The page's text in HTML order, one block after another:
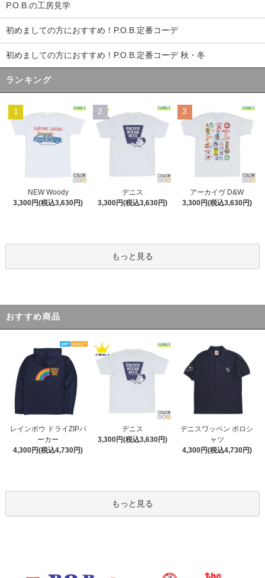
P.O.B.の工房見学
初めましての方におすすめ！P.O.B.定番コーデ
初めましての方におすすめ！P.O.B.定番コーデ 秋・冬
ランキング
1
NEW Woody
3,300円(税込3,630円)
2
デニス
3,300円(税込3,630円)
3
アーカイヴ D&W
3,300円(税込3,630円)
もっと見る
おすすめ商品
レインボウ ドライZIPパ
ーカー
4,300円(税込4,730円)
デニス
3,300円(税込3,630円)
デニスワッペン ポロシ
ャツ
4,300円(税込4,730円)
もっと見る